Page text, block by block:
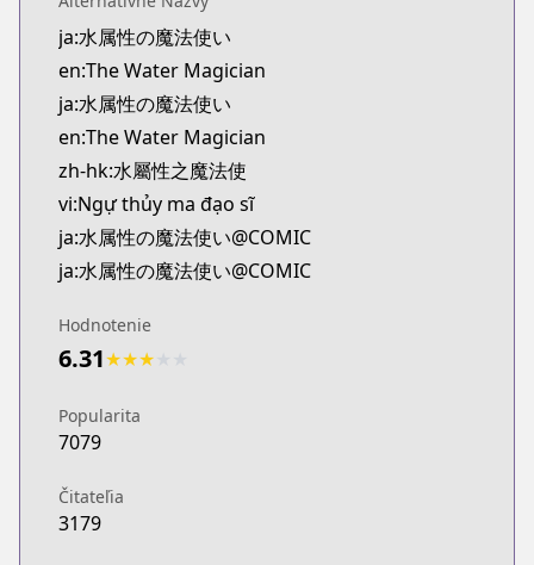
Kitsu
https://kitsu.app/manga/69143
MangaUpdates
MangaUpdates
https://www.mangaupdates.com/
novelUpdates
novelUpdates
https://www.novelupdates.com/series/water-
Book☆Walker
Book☆Walker
Official English
Official English
ja:水属性の魔法使い
en:The Water Magician
ja:水属性の魔法使い
en:The Water Magician
zh-hk:水屬性之魔法使
vi:Ngự thủy ma đạo sĩ
ja:水属性の魔法使い@COMIC
ja:水属性の魔法使い@COMIC
Hodnotenie
6.31★★★
Popularita
7079
Čitateľia
3179